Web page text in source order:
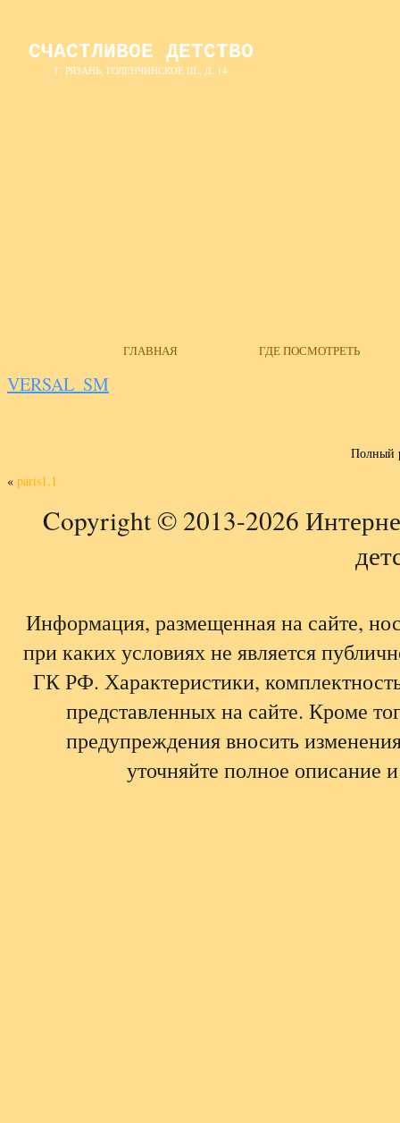
СЧАСТЛИВОЕ ДЕТСТВО
Г. РЯЗАНЬ, ГОЛЕНЧИНСКОЕ Ш., Д. 14
ГЛАВНАЯ ГДЕ ПОСМОТРЕТЬ
VERSAL_SM
Полный
« paris1,1
Copyright © 2013-2026
Информация, размещенная на сайте,
при каких условиях не является
ГК РФ. Характеристики,
представленных на сайте. Кроме
предупреждения вносить
уточняйте полное описание